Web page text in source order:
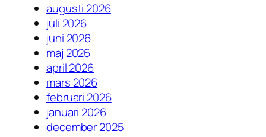
augusti 2026
juli 2026
juni 2026
maj 2026
april 2026
mars 2026
februari 2026
januari 2026
december 2025